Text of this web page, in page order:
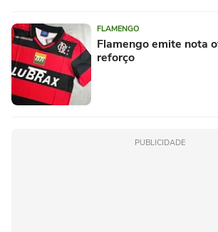
FLAMENGO
Flamengo emite nota
reforço
PUBLICIDADE